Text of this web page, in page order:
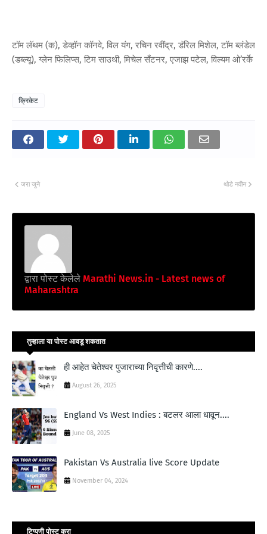
टॉम लॅथम (क), डेव्हॉन कॉनवे, विल यंग, ​​रचिन रवींद्र, डॅरिल मिशेल, टॉम ब्लंडेल
(डब्ल्यू), ग्लेन फिलिप्स, टिम साउथी, मिचेल सँटनर, एजाझ पटेल, विल्यम ओ’रर्के
क्रिकेट
थोडे नवीन
जरा जुने
द्वारा पोस्ट केलेले Marathi News.in - Latest news of
Maharashtra
तुम्‍हाला या पोस्‍ट आवडू शकतात
ही आहेत चेतेश्वर पुजाराच्या निवृत्तीची कारणे....
August 26, 2025
England Vs West Indies : बटलर आला धावून....
June 08, 2025
Pakistan Vs Australia live Score Update
November 04, 2024
टिप्पणी पोस्ट करा